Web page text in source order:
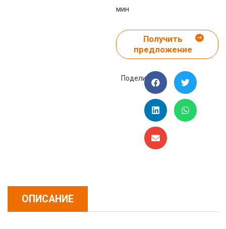
мин
Получить
предложение
Поделиться:
ОПИСАНИЕ